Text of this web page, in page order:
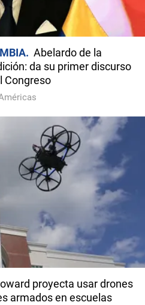
Abelardo de la
da su primer discurso
Congreso
proyecta usar drones
armados en escuelas